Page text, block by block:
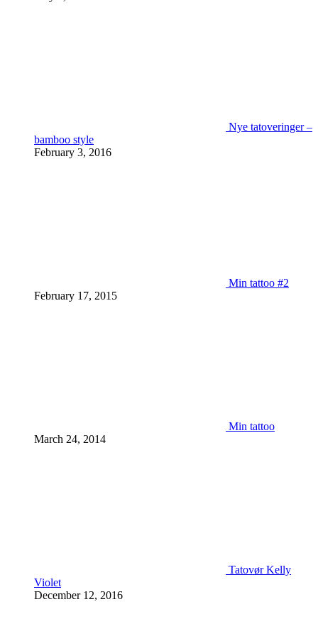
Nye tatoveringer –
bamboo style
February 3, 2016
Min tattoo #2
February 17, 2015
Min tattoo
March 24, 2014
Tatovør Kelly
Violet
December 12, 2016